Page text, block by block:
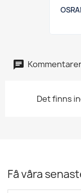
Det finns
Få våra